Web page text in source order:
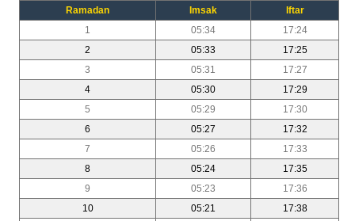
Ramadan Imsak
Iftar
1
05:34
17:24
2
05:33
17:25
3
05:31
17:27
4
05:30
17:29
5
05:29
17:30
6
05:27
17:32
7
05:26
17:33
8
05:24
17:35
9
05:23
17:36
10
05:21
17:38